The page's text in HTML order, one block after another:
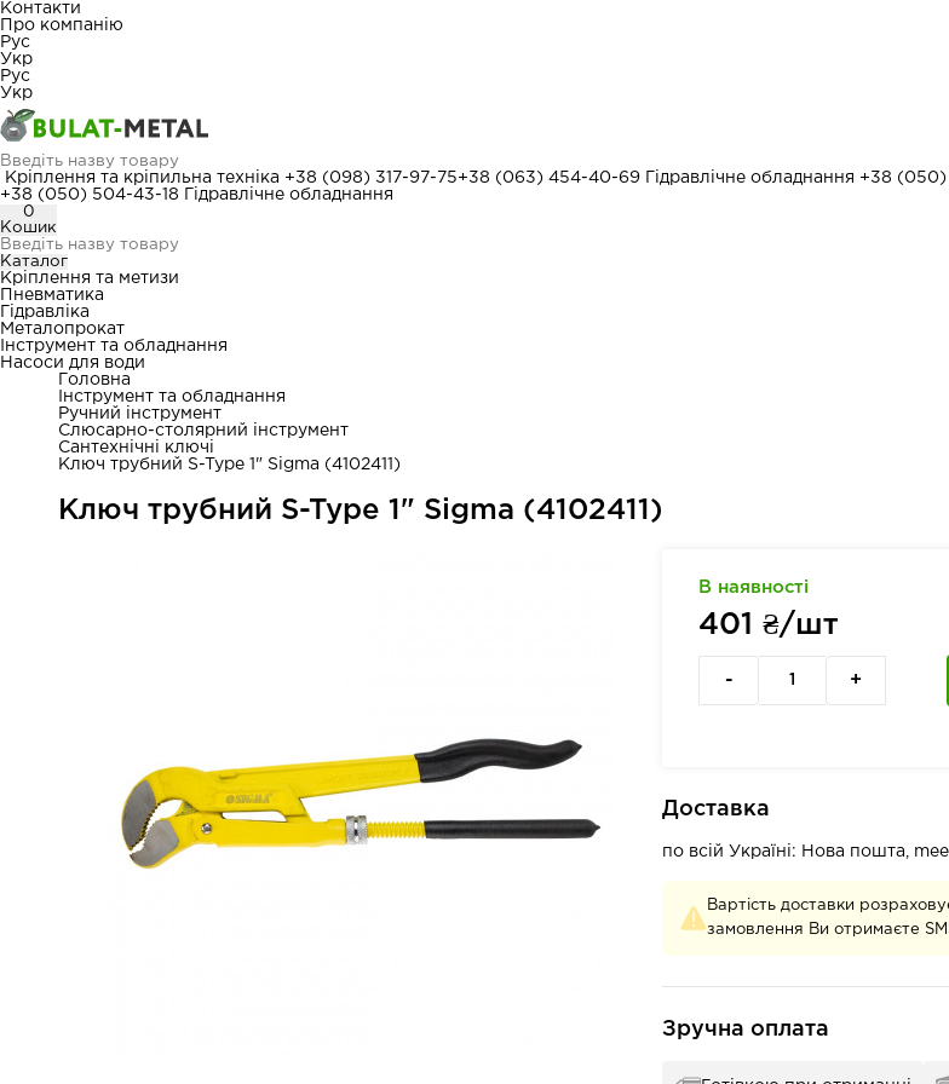
Контакти
Про компанію
Рус
Укр
Рус
Укр
Кріплення та кріпильна техніка +38 (098) 317-97-75+38 (063) 454-40-69 Гідравлічне обладнання +38 (050)
+38 (050) 504-43-18
Гідравлічне обладнання
0
Кошик
Каталог
Кріплення та метизи
Пневматика
Гідравліка
Металопрокат
Інструмент та обладнання
Насоси для води
Головна
Інструмент та обладнання
Ручний інструмент
Слюсарно-столярний інструмент
Сантехнічні ключі
Ключ трубний S-Type 1" Sigma (4102411)
Ключ трубний S-Type 1" Sigma (4102411)
В наявності
401 ₴/шт
- +
Доставка
по всій Україні: Нова пошта,
Вартість доставки
замовлення Ви отримаєте
Зручна оплата